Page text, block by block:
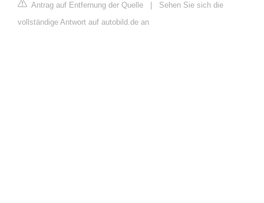
Antrag auf Entfernung der Quelle
Sehen Sie sich die
vollständige Antwort auf autobild.de an